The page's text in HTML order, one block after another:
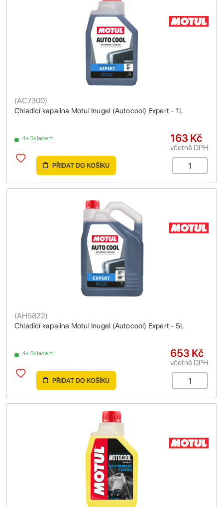
Chladící kapalina Motul Inugel (Autocool) Expert - 1L
(AC7300)
4+ Skladem 163 Kč
včetně DPH
PŘIDAT DO KOŠÍKU
Chladící kapalina Motul Inugel (Autocool) Expert - 5L
(AH5822)
4+ Skladem 653 Kč
včetně DPH
PŘIDAT DO KOŠÍKU